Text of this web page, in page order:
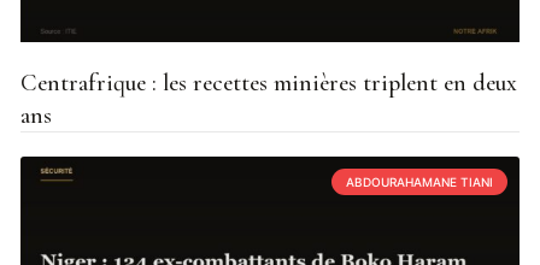
Centrafrique : les recettes minières triplent en deux
ans
ABDOURAHAMANE TIANI